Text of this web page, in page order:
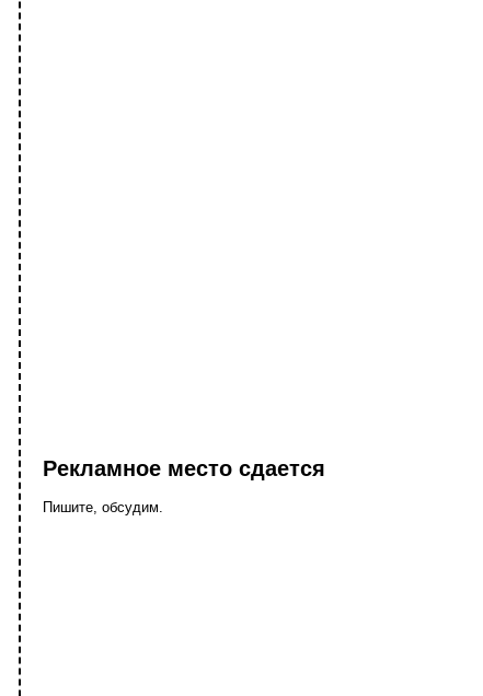
Рекламное место сдается
Пишите, обсудим.